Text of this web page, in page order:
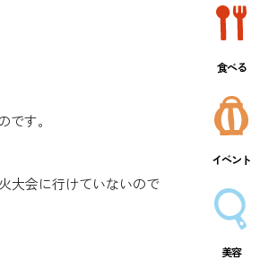
す。
大会に行けていないので
食べる
イベント
美容